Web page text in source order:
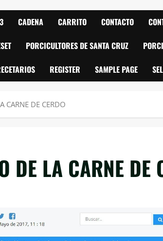
CADENA CARRITO CONTACTO
PORCICULTORES DE SANTA CRUZ
REGISTER SAMPLE PAGE
CARNE DE CERDO
DE LA CARNE DE